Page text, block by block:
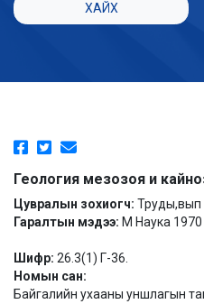
ХАЙХ
Геология мезозоя и
Цувралын зохиогч: Труды,вып
Гаралтын мэдээ: М Наука 1970
Шифр: 26.3(1) Г-36.
Номын сан:
Байгалийн ухааны уншлагын